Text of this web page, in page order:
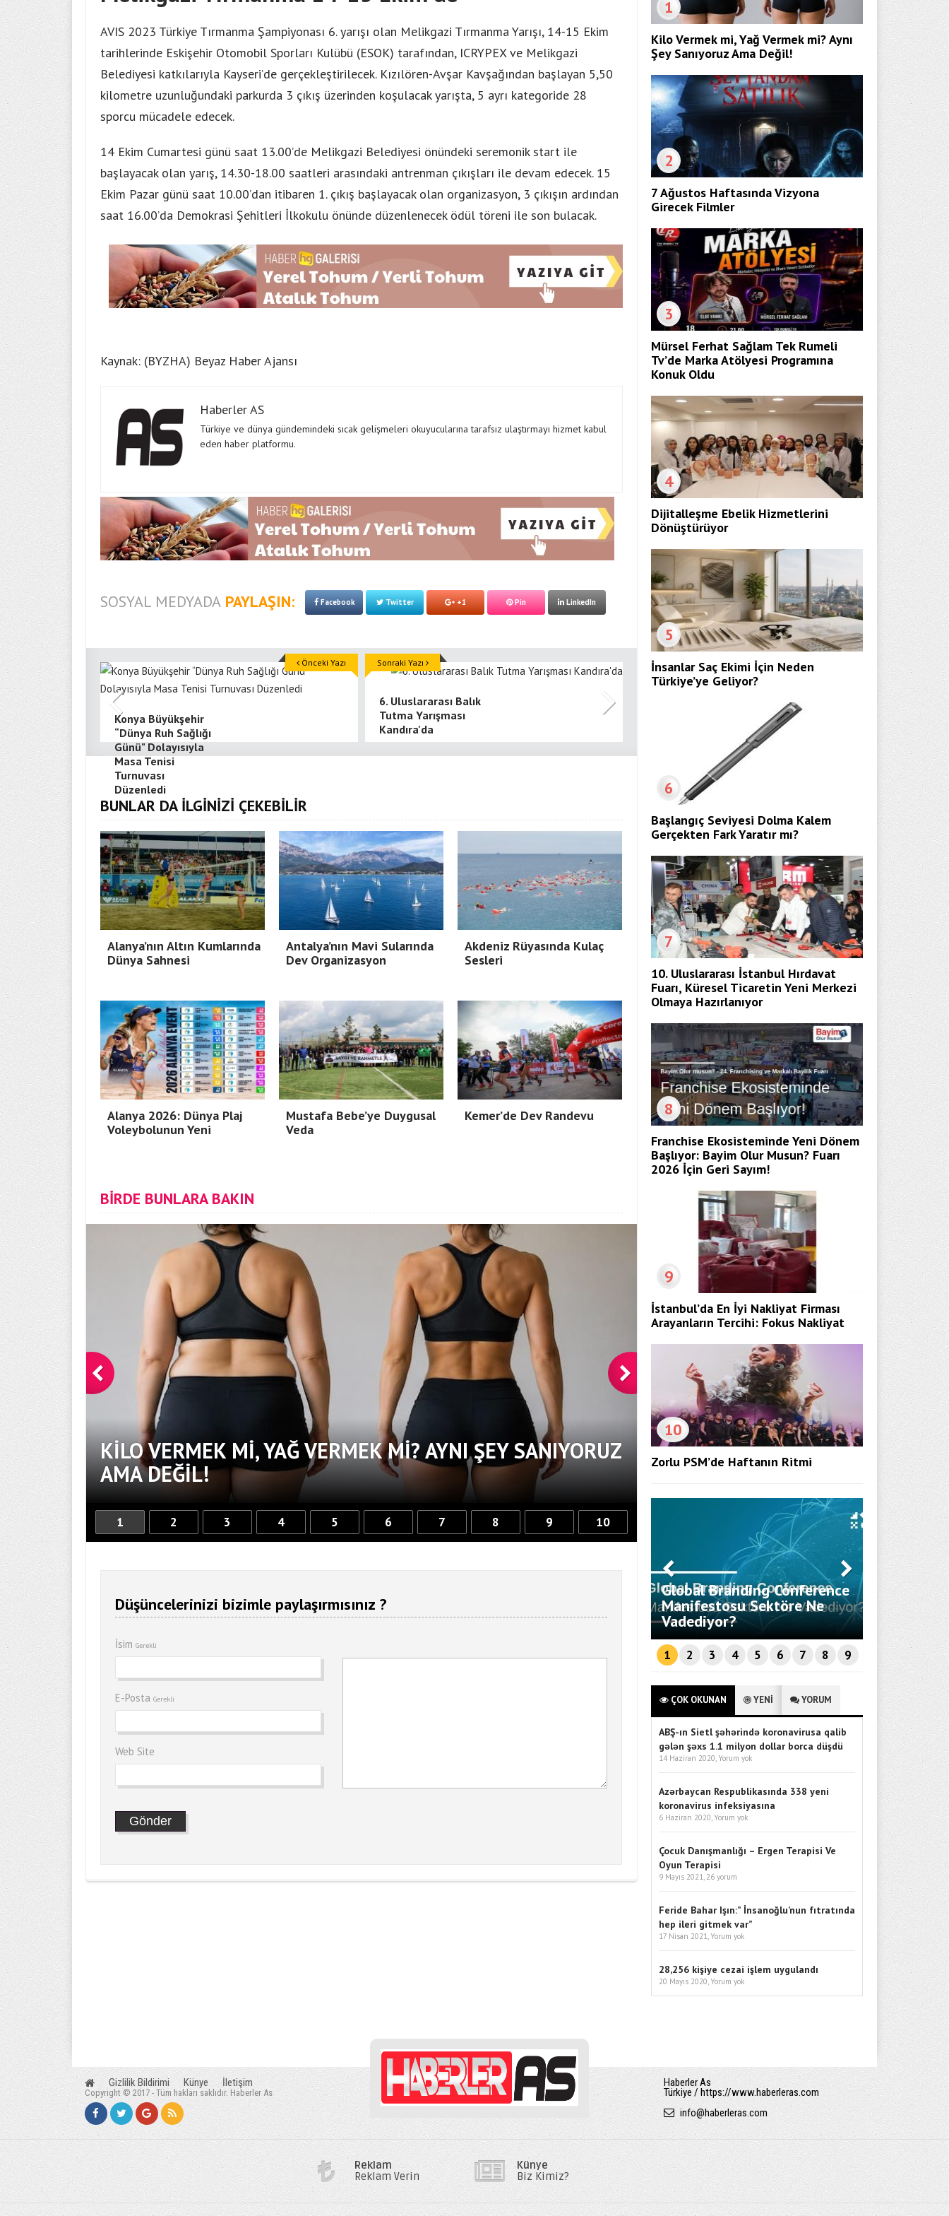
AVIS 2023 Türkiye Tırmanma Şampiyonası 6. yarışı olan Melikgazi Tırmanma Yarışı, 14-15 Ekim
tarihlerinde Eskişehir Otomobil Sporları Kulübü (ESOK) tarafından, ICRYPEX ve Melikgazi
Belediyesi katkılarıyla Kayseri’de gerçekleştirilecek. Kızılören-Avşar Kavşağından başlayan 5,50
kilometre uzunluğundaki parkurda 3 çıkış üzerinden koşulacak yarışta, 5 ayrı kategoride 28
sporcu mücadele edecek.
14 Ekim Cumartesi günü saat 13.00’de Melikgazi Belediyesi önündeki seremonik start ile
başlayacak olan yarış, 14.30-18.00 saatleri arasındaki antrenman çıkışları ile devam edecek. 15
Ekim Pazar günü saat 10.00’dan itibaren 1. çıkış başlayacak olan organizasyon, 3 çıkışın ardından
saat 16.00’da Demokrasi Şehitleri İlkokulu önünde düzenlenecek ödül töreni ile son bulacak.
Kaynak: (BYZHA) Beyaz Haber Ajansı
Haberler AS
Türkiye ve dünya gündemindeki sıcak gelişmeleri okuyucularına tarafsız ulaştırmayı hizmet kabul
eden haber platformu.
SOSYAL MEDYADA PAYLAŞIN: Facebook Twitter +1 Pin LinkedIn
Konya Büyükşehir
“Dünya Ruh Sağlığı
Günü" Dolayısıyla
Masa Tenisi
Turnuvası
Düzenledi
Önceki Yazı
6. Uluslararası Balık
Tutma Yarışması
Kandıra'da
Sonraki Yazı
BUNLAR DA İLGİNİZİ ÇEKEBİLİR
Alanya’nın Altın Kumlarında
Dünya Sahnesi
Antalya’nın Mavi Sularında
Dev Organizasyon
Akdeniz Rüyasında Kulaç
Sesleri
Alanya 2026: Dünya Plaj
Voleybolunun Yeni
Mustafa Bebe’ye Duygusal
Veda
Kemer’de Dev Randevu
BİRDE BUNLARA BAKIN
KILO VERMEK MI, YAĞ VERMEK MI? AYNI ŞEY SANIYORUZ
AMA DEĞIL!
7 AĞUSTOS HAFTASINDA
1 2 3 4 5 6 7 8 9 10
Düşüncelerinizi bizimle paylaşırmısınız ?
İsim Gerekli
E-Posta Gerekli
Web Site
1
Kilo Vermek mi, Yağ Vermek mi? Aynı
Şey Sanıyoruz Ama Değil!
2
7 Ağustos Haftasında Vizyona
Girecek Filmler
3
Mürsel Ferhat Sağlam Tek Rumeli
Tv’de Marka Atölyesi Programına
Konuk Oldu
4
Dijitalleşme Ebelik Hizmetlerini
Dönüştürüyor
5
İnsanlar Saç Ekimi İçin Neden
Türkiye’ye Geliyor?
6
Başlangıç Seviyesi Dolma Kalem
Gerçekten Fark Yaratır mı?
7
10. Uluslararası İstanbul Hırdavat
Fuarı, Küresel Ticaretin Yeni Merkezi
Olmaya Hazırlanıyor
8
Franchise Ekosisteminde Yeni Dönem
Başlıyor: Bayim Olur Musun? Fuarı
2026 İçin Geri Sayım!
9
İstanbul’da En İyi Nakliyat Firması
Arayanların Tercihi: Fokus Nakliyat
10
Zorlu PSM’de Haftanın Ritmi
Dönem
Global Branding Conference
Manifestosu Sektöre Ne
Vadediyor?
Savunma
1 2 3 4 5 6 7 8 9
ÇOK OKUNAN YENİ YORUM
ABŞ-ın Sietl şəhərində koronavirusa qalib
gələn şəxs 1.1 milyon dollar borca düşdü
14 Haziran 2020, Yorum yok
Azərbaycan Respublikasında 338 yeni
koronavirus infeksiyasına
6 Haziran 2020, Yorum yok
Çocuk Danışmanlığı – Ergen Terapisi Ve
Oyun Terapisi
9 Mayıs 2021, 26 yorum
Feride Bahar Işın:” İnsanoğlu’nun fıtratında
hep ileri gitmek var”
17 Nisan 2021, Yorum yok
28,256 kişiye cezai işlem uygulandı
20 Mayıs 2020, Yorum yok
Gizlilik Bildirimi Künye İletişim
Copyright © 2017 - Tüm hakları saklıdır. Haberler As
Haberler As
Türkiye / https://www.haberleras.com
info@haberleras.com
Reklam
Reklam Verin
Künye
Biz Kimiz?